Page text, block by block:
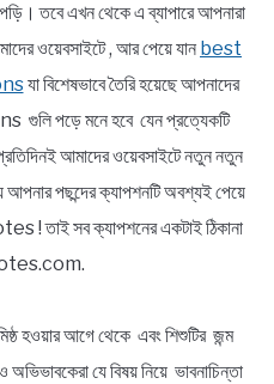
তবে এখন থেকে এ ব্যাপারে আপনারা
ওয়েবসাইটে , আর পেয়ে যান best
যা বিশেষভাবে তৈরি হয়েছে আপনাদের
গুলি পড়ে মনে হবে যেন প্রত্যেকটি
আমাদের ওয়েবসাইটে নতুন নতুন
পছন্দের ক্যাপশনটি অবশ্যই পেয়ে
! তাই সব ক্যাপশনের একটাই ঠিকানা
হওয়ার আগে থেকে এবং শিশুটির জন্ম
যে বিষয় নিয়ে ভাবনাচিন্তা